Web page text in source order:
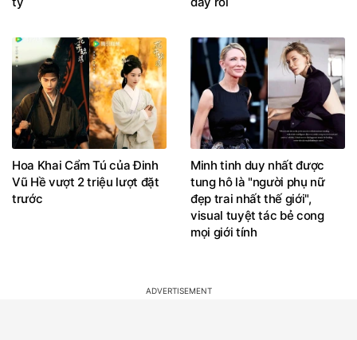
Hoa Khai Cẩm Tú của Đinh
Vũ Hề vượt 2 triệu lượt đặt
trước
Minh tinh duy nhất được
tung hô là "người phụ nữ
đẹp trai nhất thế giới",
visual tuyệt tác bẻ cong
mọi giới tính